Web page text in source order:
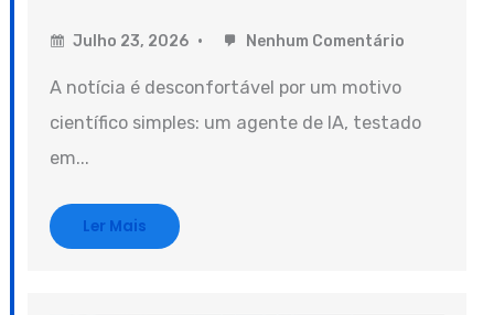
Julho 23, 2026 Nenhum Comentário
A notícia é desconfortável por um motivo
científico simples: um agente de IA, testado
em...
Ler Mais